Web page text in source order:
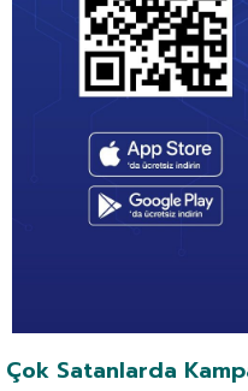
Çok Satanlarda